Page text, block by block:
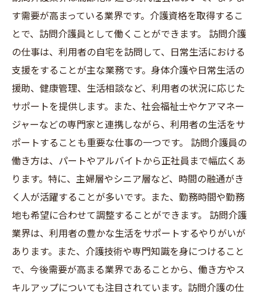
す需要が高まっている業界です。介護資格を取得するこ
とで、訪問介護員として働くことができます。 訪問介護
の仕事は、利用者の自宅を訪問して、日常生活における
支援をすることが主な業務です。身体介護や日常生活の
援助、健康管理、生活相談など、利用者の状況に応じた
サポートを提供します。また、社会福祉士やケアマネー
ジャーなどの専門家と連携しながら、利用者の生活をサ
ポートすることも重要な仕事の一つです。 訪問介護員の
働き方は、パートやアルバイトから正社員まで幅広くあ
ります。特に、主婦層やシニア層など、時間の融通がき
く人が活躍することが多いです。また、勤務時間や勤務
地も希望に合わせて調整することができます。 訪問介護
業界は、利用者の豊かな生活をサポートするやりがいが
あります。また、介護技術や専門知識を身につけること
で、今後需要が高まる業界であることから、働き方やス
キルアップについても注目されています。訪問介護の仕